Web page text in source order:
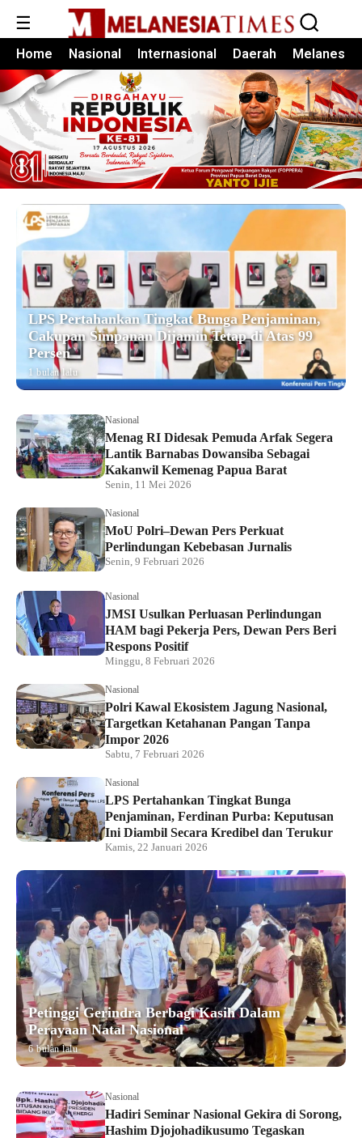
☰
Home Nasional Internasional Daerah Melanesia
LPS Pertahankan Tingkat Bunga Penjaminan,
Cakupan Simpanan Dijamin Tetap di Atas 99
Persen
1 bulan lalu
Nasional
Menag RI Didesak Pemuda Arfak Segera
Lantik Barnabas Dowansiba Sebagai
Kakanwil Kemenag Papua Barat
Senin, 11 Mei 2026
Nasional
MoU Polri–Dewan Pers Perkuat
Perlindungan Kebebasan Jurnalis
Senin, 9 Februari 2026
Nasional
JMSI Usulkan Perluasan Perlindungan
HAM bagi Pekerja Pers, Dewan Pers Beri
Respons Positif
Minggu, 8 Februari 2026
Nasional
Polri Kawal Ekosistem Jagung Nasional,
Targetkan Ketahanan Pangan Tanpa
Impor 2026
Sabtu, 7 Februari 2026
Nasional
LPS Pertahankan Tingkat Bunga
Penjaminan, Ferdinan Purba: Keputusan
Ini Diambil Secara Kredibel dan Terukur
Kamis, 22 Januari 2026
Petinggi Gerindra Berbagi Kasih Dalam
Perayaan Natal Nasional
6 bulan lalu
Nasional
Hadiri Seminar Nasional Gekira di Sorong,
Hashim Djojohadikusumo Tegaskan